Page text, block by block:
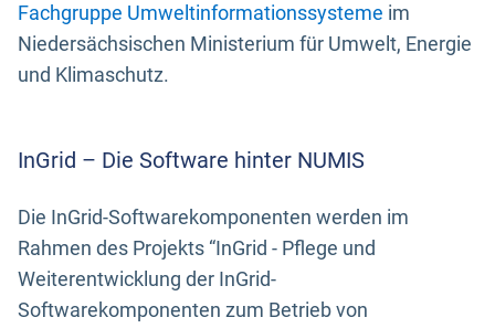
Fachgruppe Umweltinformationssysteme im
Niedersächsischen Ministerium für Umwelt, Energie
und Klimaschutz.
InGrid – Die Software hinter NUMIS
Die InGrid-Softwarekomponenten werden im
Rahmen des Projekts “InGrid - Pflege und
Weiterentwicklung der InGrid-
Softwarekomponenten zum Betrieb von